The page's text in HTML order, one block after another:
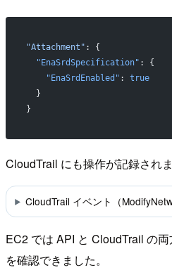
"Attachment" : {
  "EnaSrdSpecification"
: {
    "EnaSrdEnabled"
: true
  }
}
CloudTrail にも操作が記録されま
CloudTrail イベント（
EC2 では API と CloudTrail の
を確認できました。